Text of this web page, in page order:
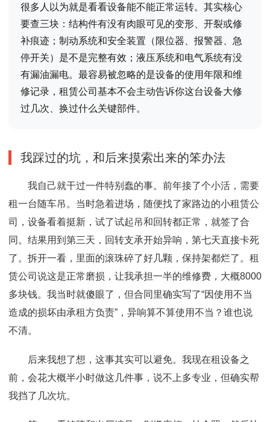
很多人以为就是看看设备能不能正常运转。其实核心
要查三块：结构件有没有肉眼可见的变形、开裂或修
补痕迹；制动系统和安全装置（限位器、报警器、急
停开关）是不是完整有效；液压系统和电气系统有没
有漏油漏电。最容易被忽略的是设备的使用年限和维
修记录，租赁公司基本不会主动告诉你这台设备大修
过几次、换过什么关键部件。
我踩过的坑，和后来摸索出来的笨办法
我自己就干过一件特别蠢的事。前年接了个小活，需要
租一台随车吊。当时急着进场，随便找了家路边的小租赁公
司，设备看着挺新，试了试起吊和回转都正常，就签了合
同。结果用到第三天，回转支承开始异响，第七天直接卡死
了。拆开一看，里面的滚珠碎了好几颗，保持架都烂了。租
赁公司说这是正常磨损，让我承担一半的维修费，大概8000
多块钱。我当时就傻眼了，但合同里确实写了“因使用不当
造成的损坏由承租方负责”，异响算不算使用不当？谁也说
不清。
后来我想了想，这事其实可以避免。我现在租设备之
前，会花大概半小时做这几件事，说不上多专业，但确实帮
我挡了几次坑。